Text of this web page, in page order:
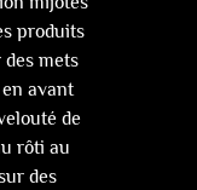
produits
des mets
avant
de
rôti au
des